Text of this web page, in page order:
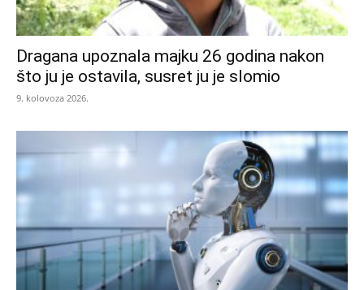
Dragana upoznala majku 26 godina nakon
što ju je ostavila, susret ju je slomio
9. kolovoza 2026.